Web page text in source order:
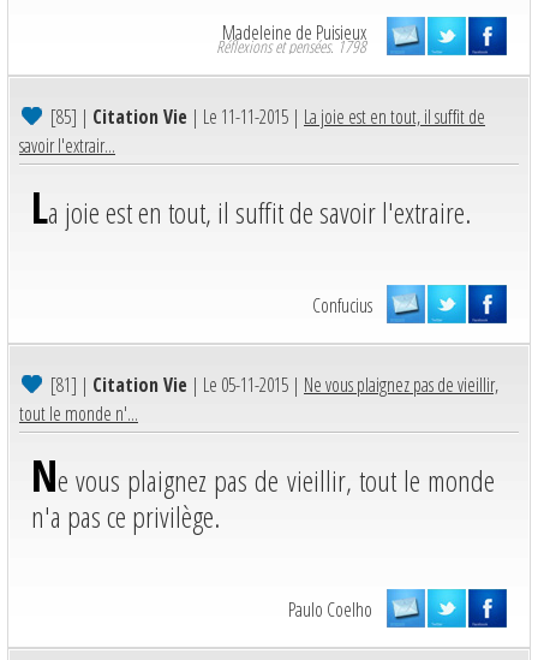
Madeleine de Puisieux
Réflexions et pensées. 1798
[85] | Citation Vie | Le 11-11-2015 | La joie est en tout, il suffit de
savoir l'extrair...
La joie est en tout, il suffit de savoir l'extraire.
Confucius
[81] | Citation Vie | Le 05-11-2015 | Ne vous plaignez pas de vieillir,
tout le monde n'...
Ne vous plaignez pas de vieillir, tout le monde
n'a pas ce privilège.
Paulo Coelho